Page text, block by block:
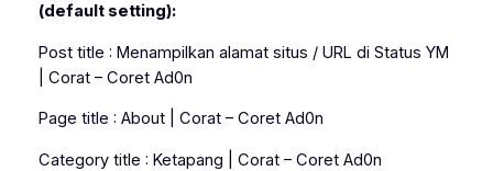
(default setting):
Post title : Menampilkan alamat situs / URL di Status YM
| Corat – Coret Ad0n
Page title : About | Corat – Coret Ad0n
Category title : Ketapang | Corat – Coret Ad0n